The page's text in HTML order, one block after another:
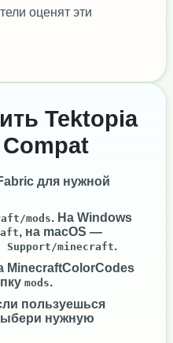
оценят эти
Tektopia
для нужной
mods. На Windows
, на macOS —
minecraft.
MinecraftColorCodes
mods.
пользуешься
нужную